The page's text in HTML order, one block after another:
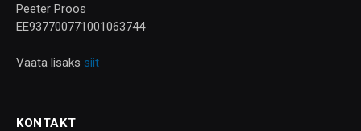
Peeter Proos
EE937700771001063744
Vaata lisaks siit
KONTAKT